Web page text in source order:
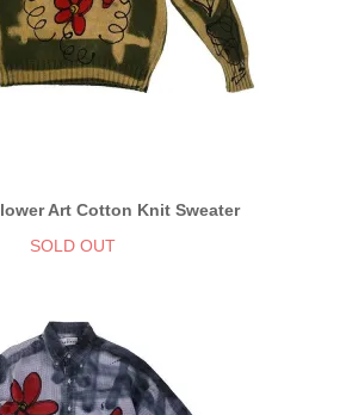
Art Cotton Knit Sweater
SOLD OUT